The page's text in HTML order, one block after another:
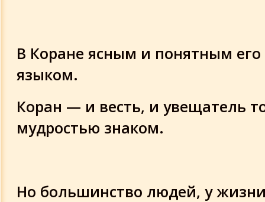
В Коране ясным и понятным
языком.
Коран — и весть, и увещатель
мудростью знаком.
Но большинство людей, у